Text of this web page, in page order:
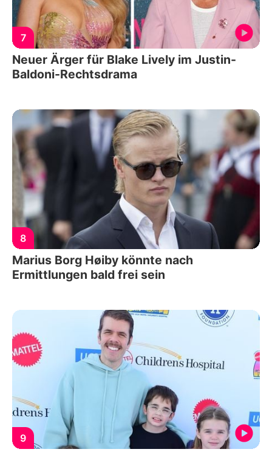
7
Neuer Ärger für Blake Lively im Justin-
Baldoni-Rechtsdrama
8
Marius Borg Høiby könnte nach
Ermittlungen bald frei sein
9